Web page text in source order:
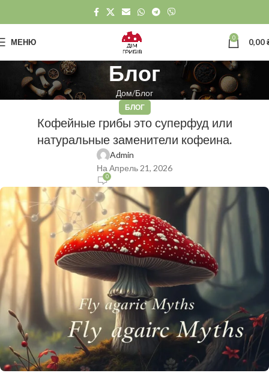
МЕНЮ 0 0,00
Блог
Дом Блог
БЛОГ
Кофейные грибы это суперфуд или
натуральные заменители кофеина.
Admin
На Апрель 21, 2026
0